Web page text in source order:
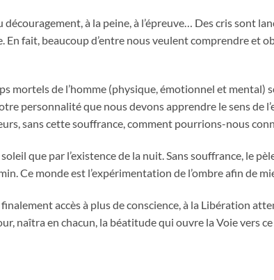
à la peine, à l’épreuve… Des cris sont
En fait, beaucoup d’entre nous veulent comprendre et
mortels de l’homme (physique, émotionnel et mental)
personnalité que nous devons apprendre le sens de
sans cette souffrance, comment pourrions-nous
que par l’existence de la nuit. Sans souffrance, le
Ce monde est l’expérimentation de l’ombre afin de
accès à plus de conscience, à la Libération
naîtra en chacun, la béatitude qui ouvre la Voie vers